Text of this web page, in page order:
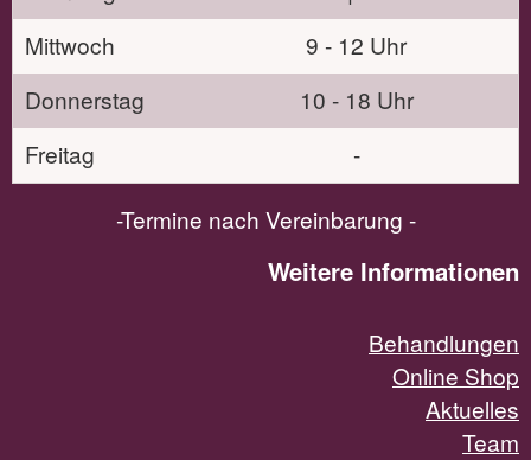
Mittwoch
9 - 12 Uhr
Donnerstag
10 - 18 Uhr
Freitag
-
-Termine nach Vereinbarung -
Weitere Informationen
Behandlungen
Online Shop
Aktuelles
Team